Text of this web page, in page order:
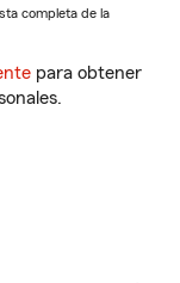
completa de la
para obtener